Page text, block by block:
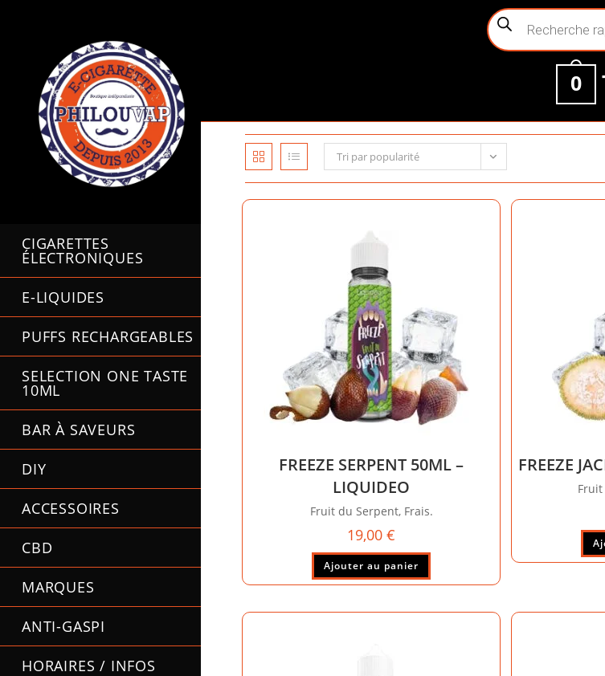
Recherche
de
0
CIGARETTES
ÉLECTRONIQUES
E-LIQUIDES
PUFFS RECHARGEABLES
SELECTION ONE TASTE
10ML
BAR À SAVEURS
DIY
ACCESSOIRES
CBD
MARQUES
ANTI-GASPI
HORAIRES / INFOS
Tri par popularité
FREEZE SERPENT 50ML –
LIQUIDEO
Fruit du Serpent, Frais.
19,00€
Ajouter au panier
FREEZE
Fruit